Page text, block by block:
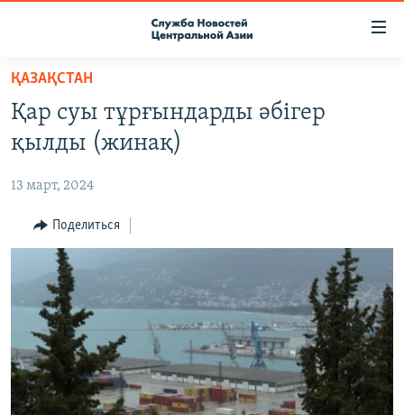
Вернуться
основному
содержанию
навигации
Вернутся
поиску
ПОДПИСКА
RFE/RL ДИРЕКТ
НАСТОЯЩЕЕ ВРЕМЯ
МИГРАНТ МЕДИА
ҚАЗАҚСТАН
Қар суы тұрғындарды әбігер
қылды (жинақ)
13 март, 2024
Поделиться